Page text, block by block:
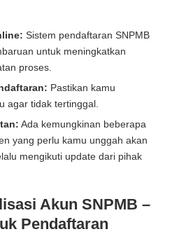
Sistem pendaftaran SNPMB
untuk meningkatkan
proses.
Pastikan kamu
agar tidak tertinggal.
Ada kemungkinan beberapa
yang perlu kamu unggah akan
mengikuti update dari pihak
Akun SNPMB –
Pendaftaran